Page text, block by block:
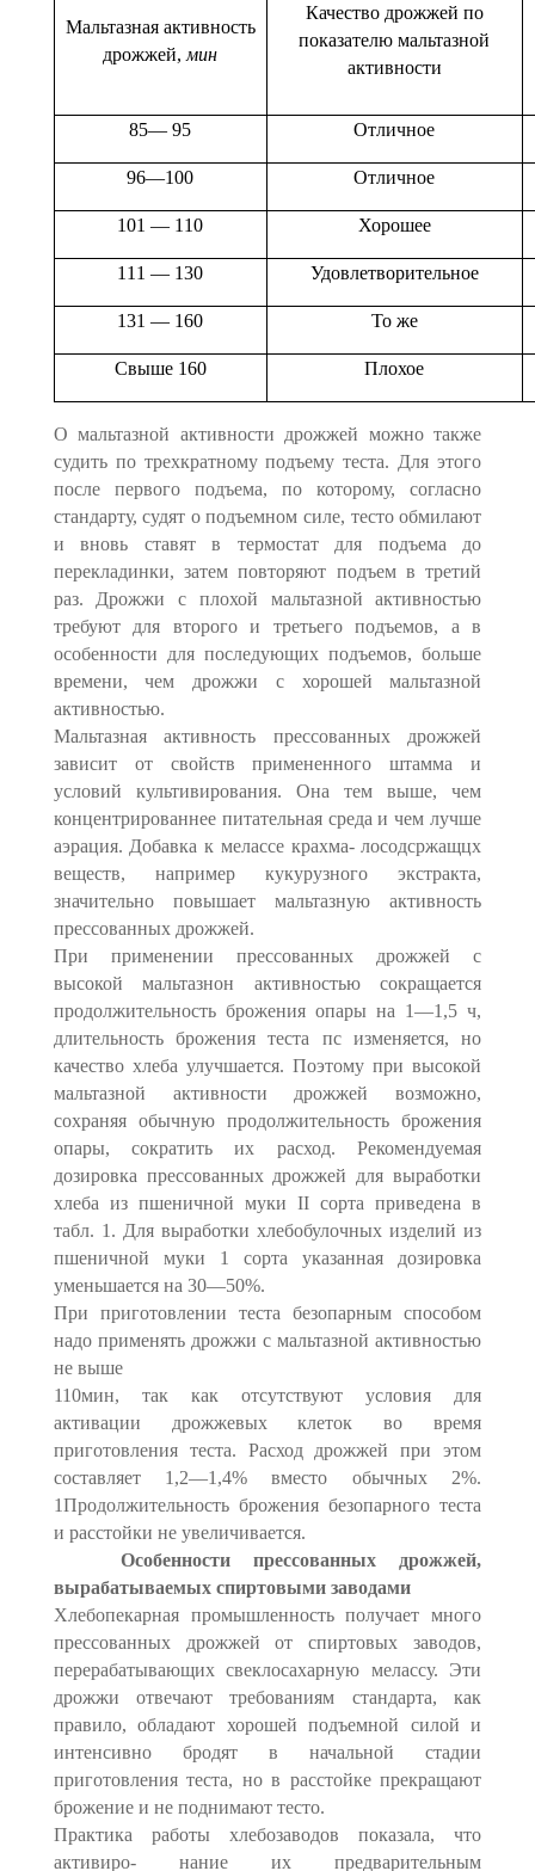
Мальтазная активность
дрожжей, мин
Качество дрожжей по
показателю маль­тазной
активности
85— 95 Отличное
96—100 Отличное
101 — 110 Хорошее
111 — 130 Удовлетворительное
131 — 160 То же
Свыше 160 Плохое
О мальтазной активности дрожжей можно также
судить по трехкратному подъему теста. Для этого
после первого подъема, по которому, согласно
стандарту, судят о подъемном силе, тесто обмилают
и вновь ставят в термостат для подъема до
перекладинки, затем повторяют подъем в третий
раз. Дрожжи с плохой мальтазной активностью
требуют для второго и третьего подъемов, а в
особенности для последующих подъемов, больше
времени, чем дрожжи с хорошей мальтазной
активностью.
Мальтазная активность прессованных дрожжей
зависит от свойств примененного штамма и
условий культивирования. Она тем выше, чем
концентрированнее питательная среда и чем лучше
аэрация. Добавка к мелассе крахма- лосодсржащцх
веществ, например кукурузного экстракта,
значительно повышает мальтазную активность
прессованных дрожжей.
При применении прессованных дрожжей с
высокой мальтазнон активностью сокращается
продолжительность брожения опары на 1—1,5 ч,
длительность брожения теста пс изменяется, но
качество хлеба улучшается. Поэтому при высокой
мальтазной активности дрожжей возможно,
сохраняя обычную продолжительность брожения
опары, сократить их расход. Рекомендуемая
дозировка прессованных дрожжей для выработки
хлеба из пшеничной муки II сорта приведена в
табл. 1. Для выработки хлебобулочных изделий из
пшеничной муки 1 сорта указанная дозировка
уменьшается на 30—50%.
При приготовлении теста безопарным способом
надо применять дрожжи с мальтазной активностью
не выше
110мин, так как отсутствуют условия для
активации дрожжевых клеток во время
приготовления теста. Расход дрожжей при этом
составляет 1,2—1,4% вместо обычных 2%.
1Продолжительность брожения безопарного теста
и расстойки не увеличивается.
Особенности прессованных дрожжей,
вырабатываемых спиртовыми заводами
Хлебопекарная промышленность получает много
прессованных дрожжей от спиртовых заводов,
перерабатывающих свеклосахарную мелассу. Эти
дрожжи отвечают требованиям стандарта, как
правило, обладают хорошей подъемной силой и
интенсивно бродят в начальной стадии
приготовления теста, но в расстойке прекращают
брожение и не поднимают тесто.
Практика работы хлебозаводов показала, что
активиро- нание их предварительным